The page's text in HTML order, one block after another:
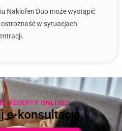
Naklofen Duo może wystąpić
w sytuacjach
RECEPTY ONLINE?
e-konsultację